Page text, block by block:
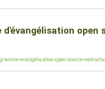
open
evangelisation-open-source-